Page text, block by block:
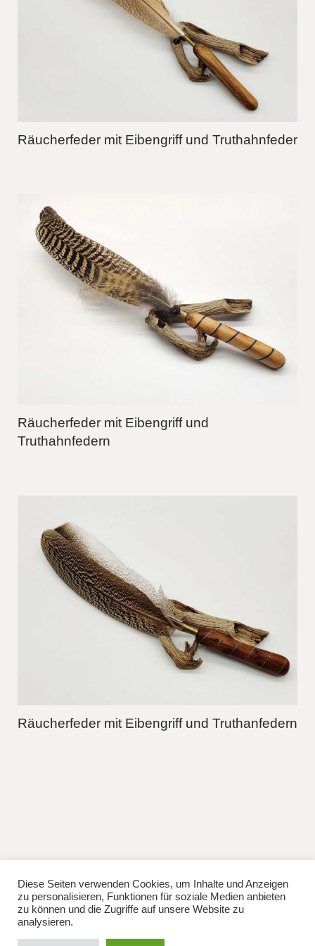
Räucherfeder mit Eibengriff und Truthahnfeder
Räucherfeder mit Eibengriff und
Truthahnfedern
Räucherfeder mit Eibengriff und Truthanfedern
fb instag
© 2026Lisa Manhuru. Powered byWordPress
Theme: Weta vonElmastudio.
Diese Seiten verwenden Cookies, um Inhalte und Anzeigen
zu personalisieren, Funktionen für soziale Medien anbieten
zu können und die Zugriffe auf unsere Website zu
analysieren.